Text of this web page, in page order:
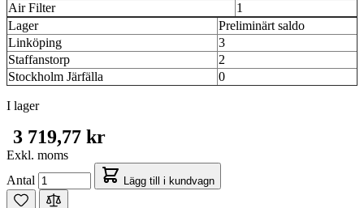
Air Filter
1
Lager
Preliminärt saldo
Linköping
3
Staffanstorp
2
Stockholm Järfälla
0
I lager
3 719,77 kr
Exkl. moms
Antal
Lägg till i kundvagn